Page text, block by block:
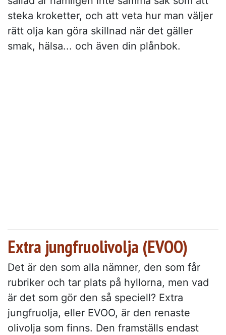
steka kroketter, och att veta hur man väljer
rätt olja kan göra skillnad när det gäller
smak, hälsa... och även din plånbok.
Extra jungfruolivolja (EVOO)
Det är den som alla nämner, den som får
rubriker och tar plats på hyllorna, men vad
är det som gör den så speciell? Extra
jungfruolja, eller EVOO, är den renaste
olivolja som finns. Den framställs endast